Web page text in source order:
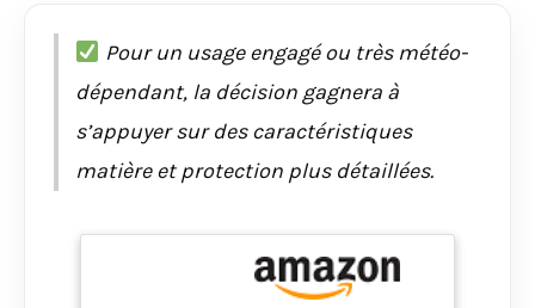
Pour un usage engagé ou très météo-
dépendant, la décision gagnera à
s’appuyer sur des caractéristiques
matière et protection plus détaillées.